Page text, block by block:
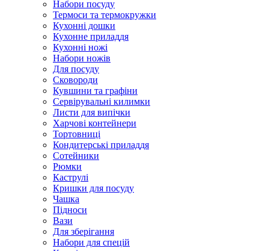
Набори посуду
Термоси та термокружки
Кухонні дошки
Кухонне приладдя
Кухонні ножі
Набори ножів
Для посуду
Сковороди
Кувшини та графіни
Сервірувальні килимки
Листи для випічки
Харчові контейнери
Тортовниці
Кондитерські приладдя
Сотейники
Рюмки
Каструлі
Кришки для посуду
Чашка
Підноси
Вази
Для зберігання
Набори для спецій